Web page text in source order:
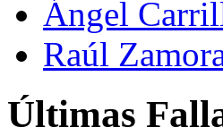
Ángel
Raúl
Últimas